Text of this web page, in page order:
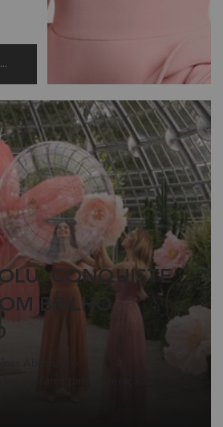
CONQUISTE
BRILHO